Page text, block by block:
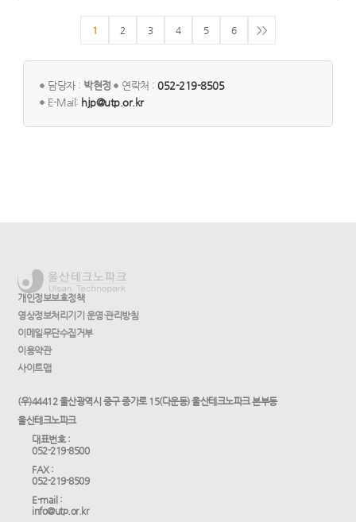
1 2 3 4 5 6 >>
담당자 : 박현정 연락처 :052-219-8505
E-Mail: hjp@utp.or.kr
개인정보보호정책
영상정보처리기기 운영·관리방침
이메일무단수집거부
이용약관
사이트맵
(우)44412 울산광역시 중구 종가로 15(다운동) 울산테크노파크 본부동
울산테크노파크
대표번호 :
052-219-8500
FAX :
052-219-8509
E-mail :
info@utp.or.kr